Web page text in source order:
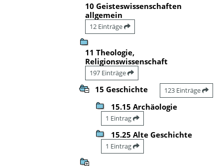
10 Geisteswissenschaften
allgemein
12 Einträge
11 Theologie,
Religionswissenschaft
197 Einträge
15 Geschichte 123 Einträge
15.15 Archäologie
1 Eintrag
15.25 Alte Geschichte
1 Eintrag